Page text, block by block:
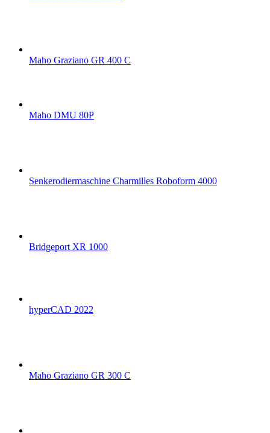
Maho Graziano GR 400 C
Maho DMU 80P
Senkerodiermaschine Charmilles Roboform 4000
Bridgeport XR 1000
hyperCAD 2022
Maho Graziano GR 300 C